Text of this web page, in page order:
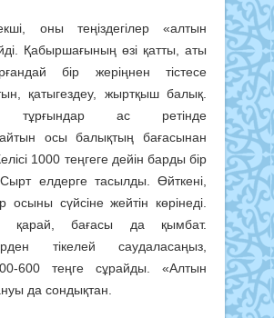
оны теңіздегілер «алтын
Қабыршағының өзі қатты, аты
бір жеріңнен тістесе
қаты­гездеу, жыртқыш балық.
тұрғындар ас ретінде
осы балықтың бағасынан
1000 теңгеге дейін барды бір
елдерге тасылды. Өйткені,
осыны сүйсіне жейтін көрінеді.
қарай, бағасы да қымбат.
тікелей саудаласаңыз,
600 теңге сұрайды. «Алтын
да сондықтан.